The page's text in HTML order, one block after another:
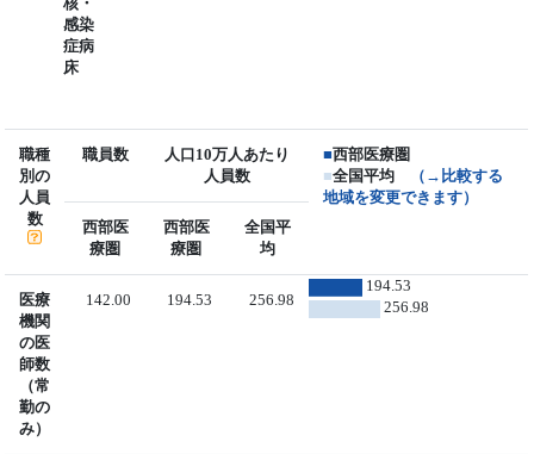
感染
症病
床
職種
別の
人員
数
職員数
人口10万人あたり
人員数
■西部医療圏
■全国平均
（→比較する
地域を変更できます）
西部医
療圏
西部医
療圏
全国平
均
医療
機関
の医
師数
（常
勤の
み）
142.00 194.53 256.98
194.53
256.98